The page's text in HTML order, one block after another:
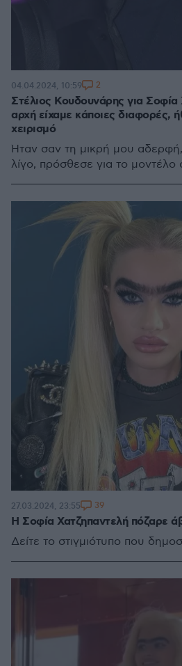
Στέλιος Κουδουνάρης για Σοφία
αρχή είχαμε κάποιες διαφορές,
χειρισμό
Ήταν σαν τη μικρή μου
λίγο, πρόσθεσε για το μοντέλο
04.04.2024, 10:59 2
H Σοφία Χατζηπαντελή πόζαρε
Δείτε το στιγμιότυπο που
27.03.2024, 23:55 39